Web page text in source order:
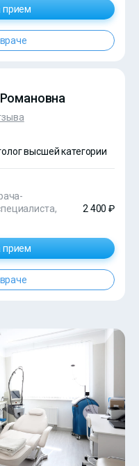
прием
высшей категории
2 400 ₽
прием